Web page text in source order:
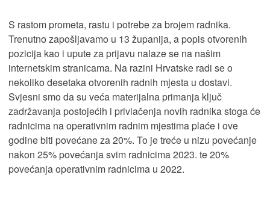
S rastom prometa, rastu i potrebe za brojem radnika.
Trenutno zapošljavamo u 13 županija, a popis otvorenih
pozicija kao i upute za prijavu nalaze se na našim
internetskim stranicama. Na razini Hrvatske radi se o
nekoliko desetaka otvorenih radnih mjesta u dostavi.
Svjesni smo da su veća materijalna primanja ključ
zadržavanja postojećih i privlačenja novih radnika stoga će
radnicima na operativnim radnim mjestima plaće i ove
godine biti povećane za 20%. To je treće u nizu povećanje
nakon 25% povećanja svim radnicima 2023. te 20%
povećanja operativnim radnicima u 2022.